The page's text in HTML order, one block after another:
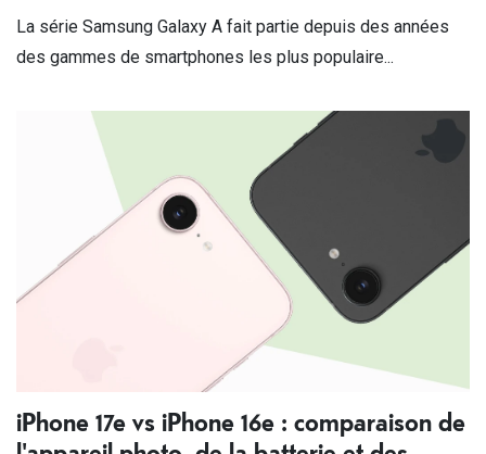
La série Samsung Galaxy A fait partie depuis des années
des gammes de smartphones les plus populaire...
iPhone 17e vs iPhone 16e : comparaison de